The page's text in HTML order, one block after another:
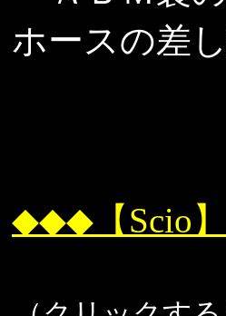
ホースの差
◆◆◆【Scio